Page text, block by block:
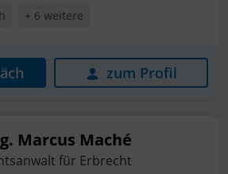
+ 6 weitere
zum Profil
Marcus Maché
für Erbrecht